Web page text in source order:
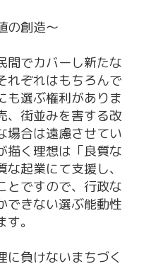
の創造〜
でカバーし新たな
れぞれはもちろんで
も選ぶ権利がありま
、街並みを害する改
場合は遠慮させてい
描く理想は「良質な
起業にて支援し、
とですので、行政な
できない選ぶ能動性
。
負けないまちづく